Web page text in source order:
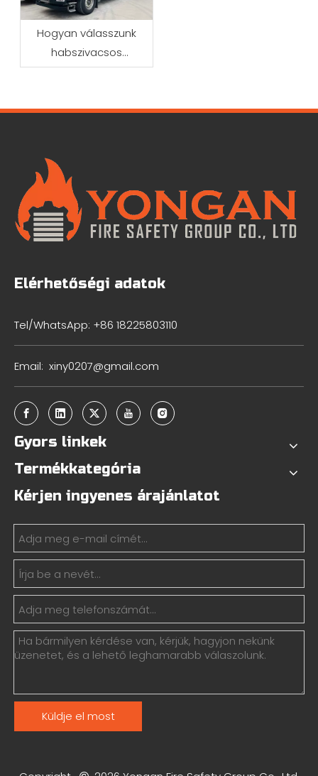
Hogyan válasszunk
habszivacsos
tűzoltókocsit ipari
Elérhetőségi adatok
Tel/WhatsApp: +86 18225803110
Email: xiny0207@gmail.com
Gyors linkek
Termékkategória
Kérjen ingyenes árajánlatot
Küldje el most